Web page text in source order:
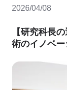
2026/04/08
【研究科長
術のイノベ